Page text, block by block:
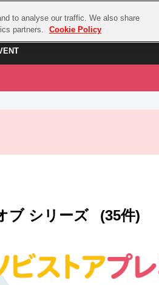
EVENT
ASOBI STAGE
ク
ラブライブ！サンシャイン‼
アイドリッシュセブン
モフモフパレード
ブ シリーズ (35件)
to analyse our traffic. We also share
partners.
Cookie Policy